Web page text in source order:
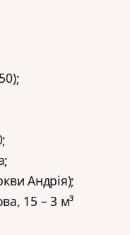
Андрія);
15 – 3 м³